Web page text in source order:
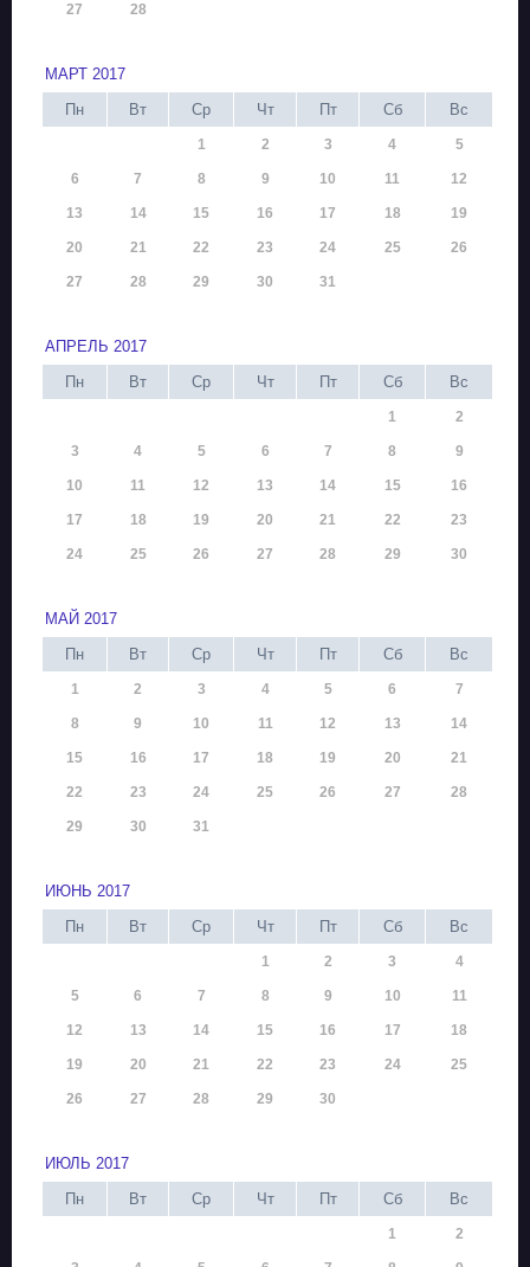
27 28
МАРТ 2017
Пн
Вт Ср Чт Пт Сб Вс
1 2 3 4 5
6 7 8 9 10 11 12
13 14 15 16 17 18 19
20 21 22 23 24 25 26
27 28 29 30 31
АПРЕЛЬ 2017
Пн
Вт Ср Чт Пт Сб Вс
1 2
3 4 5 6 7 8 9
10 11 12 13 14 15 16
17 18 19 20 21 22 23
24 25 26 27 28 29 30
МАЙ 2017
Пн
Вт Ср Чт Пт Сб Вс
1 2 3 4 5 6 7
8 9 10 11 12 13 14
15 16 17 18 19 20 21
22 23 24 25 26 27 28
29 30 31
ИЮНЬ 2017
Пн
Вт Ср Чт Пт Сб Вс
1 2 3 4
5 6 7 8 9 10 11
12 13 14 15 16 17 18
19 20 21 22 23 24 25
26 27 28 29 30
ИЮЛЬ 2017
Пн
Вт Ср Чт Пт Сб Вс
1 2